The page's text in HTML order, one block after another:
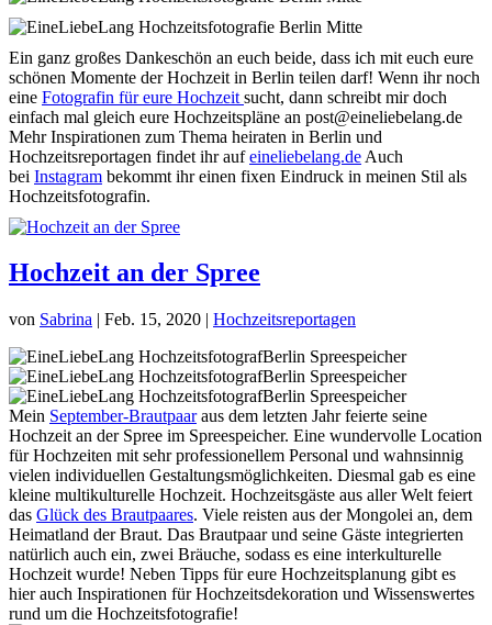
Ein ganz großes Dankeschön an euch beide, dass ich mit euch eure
schönen Momente der Hochzeit in Berlin teilen darf! Wenn ihr noch
eine Fotografin für eure Hochzeit sucht, dann schreibt mir doch
einfach mal gleich eure Hochzeitspläne an post@eineliebelang.de
Mehr Inspirationen zum Thema heiraten in Berlin und
Hochzeitsreportagen findet ihr auf eineliebelang.de Auch
bei Instagram bekommt ihr einen fixen Eindruck in meinen Stil als
Hochzeitsfotografin.
Hochzeit an der Spree
von Sabrina | Feb. 15, 2020 | Hochzeitsreportagen
Mein September-Brautpaar aus dem letzten Jahr feierte seine
Hochzeit an der Spree im Spreespeicher. Eine wundervolle Location
für Hochzeiten mit sehr professionellem Personal und wahnsinnig
vielen individuellen Gestaltungsmöglichkeiten. Diesmal gab es eine
kleine multikulturelle Hochzeit. Hochzeitsgäste aus aller Welt feiert
das Glück des Brautpaares. Viele reisten aus der Mongolei an, dem
Heimatland der Braut. Das Brautpaar und seine Gäste integrierten
natürlich auch ein, zwei Bräuche, sodass es eine interkulturelle
Hochzeit wurde! Neben Tipps für eure Hochzeitsplanung gibt es
hier auch Inspirationen für Hochzeitsdekoration und Wissenswertes
rund um die Hochzeitsfotografie!